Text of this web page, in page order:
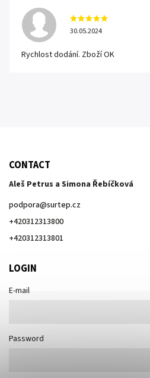
30.05.2024
Rychlost dodání. Zboží OK
CONTACT
Aleš Petrus a Simona Řebíčková
podpora@surtep.cz
+420312313800
+420312313801
LOGIN
E-mail
Password